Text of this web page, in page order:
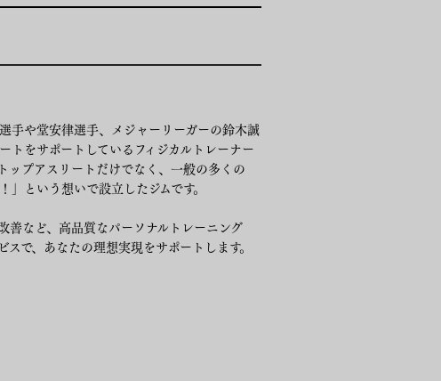
手や堂安律選手、メジャーリーガーの鈴木誠
トをサポートしているフィジカルトレーナー
ップアスリートだけでなく、一般の多くの
」という想いで設立したジムです。
善など、高品質なパーソナルトレーニング
で、あなたの理想実現をサポートします。